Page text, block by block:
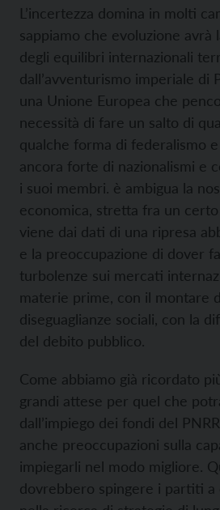
L’incertezza domina in molti
sappiamo che evoluzione avrà
degli equilibri internazionali
dall’avventurismo imperiale di
una Unione Europea che
necessità di fare un salto di
qualche forma di federalismo
ancora forte di nazionalismi e
i suoi membri. è ambigua la
economica, stretta fra un
viene dai dati di una ripresa
e la preoccupazione di dover
turbolenze sui mercati
materie prime, con il montare
diseguaglianze sociali, con la
del debito pubblico.
Come abbiamo già ricordato
grandi attese per quel che
dall’impiego dei fondi del
anche preoccupazioni sulla
impiegarli nel modo migliore.
dovrebbero spingere i partiti a